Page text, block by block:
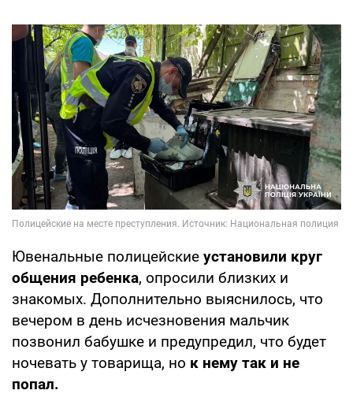
Ювенальные полицейские установили круг
общения ребенка, опросили близких и
знакомых. Дополнительно выяснилось, что
вечером в день исчезновения мальчик
позвонил бабушке и предупредил, что будет
ночевать у товарища, но к нему так и не
попал.